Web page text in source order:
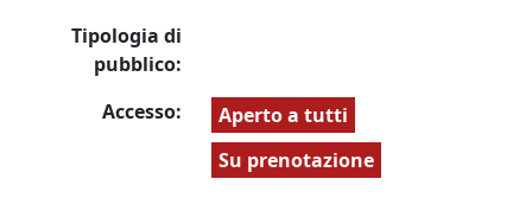
Tipologia di
pubblico:
Accesso:
Aperto a tutti
Su prenotazione